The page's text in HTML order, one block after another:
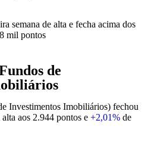
de
Investimentos Imobiliários) fechou
aos 2.944 pontos e +2,01% de